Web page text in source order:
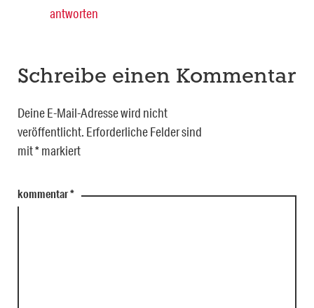
antworten
Schreibe einen Kommentar
Deine E-Mail-Adresse wird nicht
veröffentlicht. Erforderliche Felder sind
mit*markiert
kommentar*